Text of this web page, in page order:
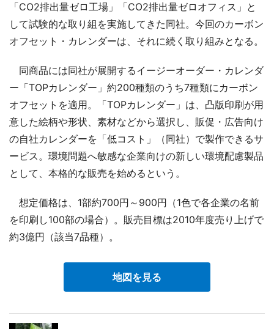
「CO2排出量ゼロ工場」「CO2排出量ゼロオフィス」と
して試験的な取り組を実施してきた同社。今回のカーボン
オフセット・カレンダーは、それに続く取り組みとなる。
同商品には同社が展開するイージーオーダー・カレンダ
ー「TOPカレンダー」約200種類のうち7種類にカーボン
オフセットを適用。「TOPカレンダー」は、凸版印刷が用
意した絵柄や形状、素材などから選択し、販促・広告向け
の自社カレンダーを「低コスト」（同社）で製作できるサ
ービス。環境問題へ敏感な企業向けの新しい環境配慮製品
として、本格的な販売を始めるという。
想定価格は、1部約700円～900円（1色で各企業の名前
を印刷し100部の場合）。販売目標は2010年度売り上げで
約3億円（該当7品種）。
地図を見る